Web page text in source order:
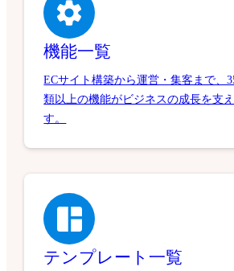
機能一覧
ECサイト構築から運営・集客まで、
類以上の機能がビジネスの成長を支
す。
テンプレート一覧